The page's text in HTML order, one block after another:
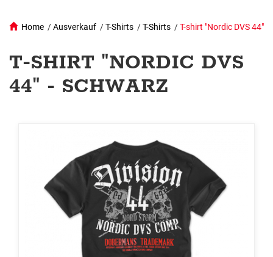
Home /Ausverkauf /T-Shirts /T-Shirts /T-shirt "Nordic DVS 44"
T-SHIRT "NORDIC DVS
44" - SCHWARZ